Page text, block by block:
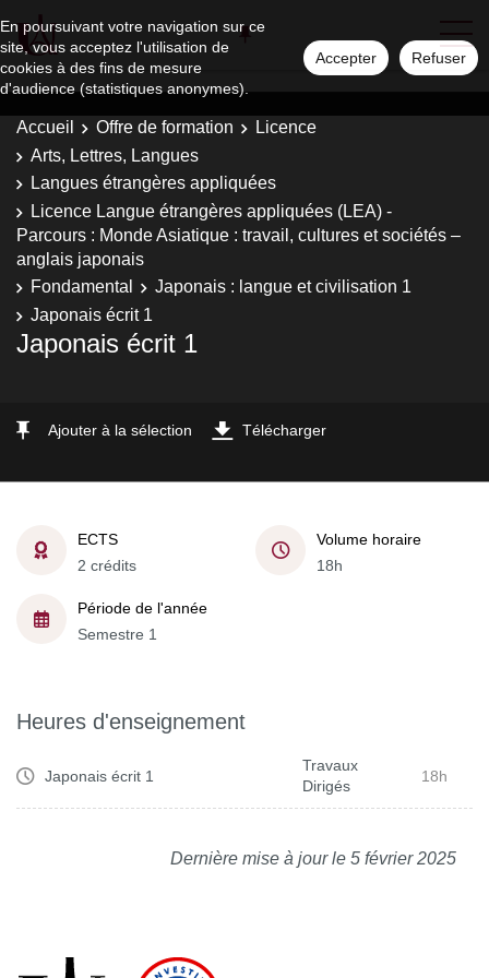
En poursuivant votre navigation sur ce
site, vous acceptez l'utilisation de
cookies à des fins de mesure
d'audience (statistiques anonymes).
Accepter Refuser
Accueil Offre de formation
Licence
Arts, Lettres, Langues
Langues étrangères appliquées
Licence Langue étrangères appliquées (LEA) -
Parcours : Monde Asiatique : travail, cultures et sociétés –
anglais japonais
Fondamental
Japonais : langue et civilisation 1
Japonais écrit 1
Japonais écrit 1
Ajouter à la sélection Télécharger
ECTS
2 crédits
Volume horaire
18h
Période de l'année
Semestre 1
Heures d'enseignement
Japonais écrit 1
Travaux
Dirigés
18h
Dernière mise à jour le 5 février 2025